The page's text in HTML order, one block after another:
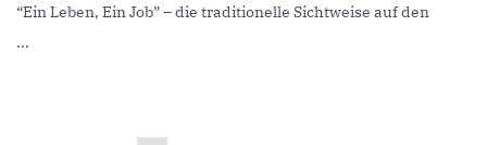
“Ein Leben, Ein Job” – die traditionelle Sichtweise auf den
...